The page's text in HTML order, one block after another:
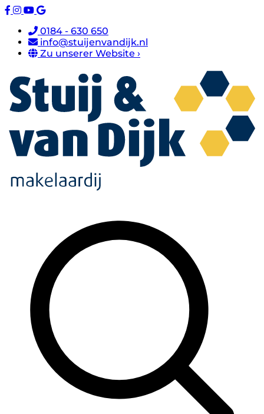
0184 - 630 650
info@stuijenvandijk.nl
Zu unserer Website ›